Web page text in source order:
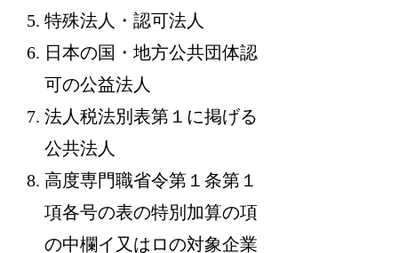
特殊法人・認可法人
日本の国・地方公共団体認
可の公益法人
法人税法別表第１に掲げる
公共法人
高度専門職省令第１条第１
項各号の表の特別加算の項
の中欄イ又はロの対象企業